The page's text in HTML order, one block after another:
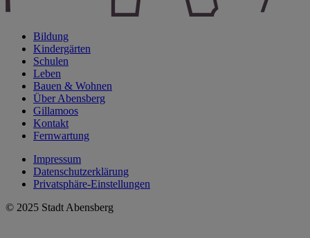
Bildung
Kindergärten
Schulen
Leben
Bauen & Wohnen
Über Abensberg
Gillamoos
Kontakt
Fernwartung
Impressum
Datenschutzerklärung
Privatsphäre-Einstellungen
© 2025 Stadt Abensberg